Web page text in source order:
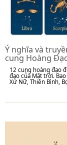
Ý nghĩa và
cung Hoàng
12 cung hoàng đạo
đạo của Mặt trời.
Xử Nữ, Thiên Bình,